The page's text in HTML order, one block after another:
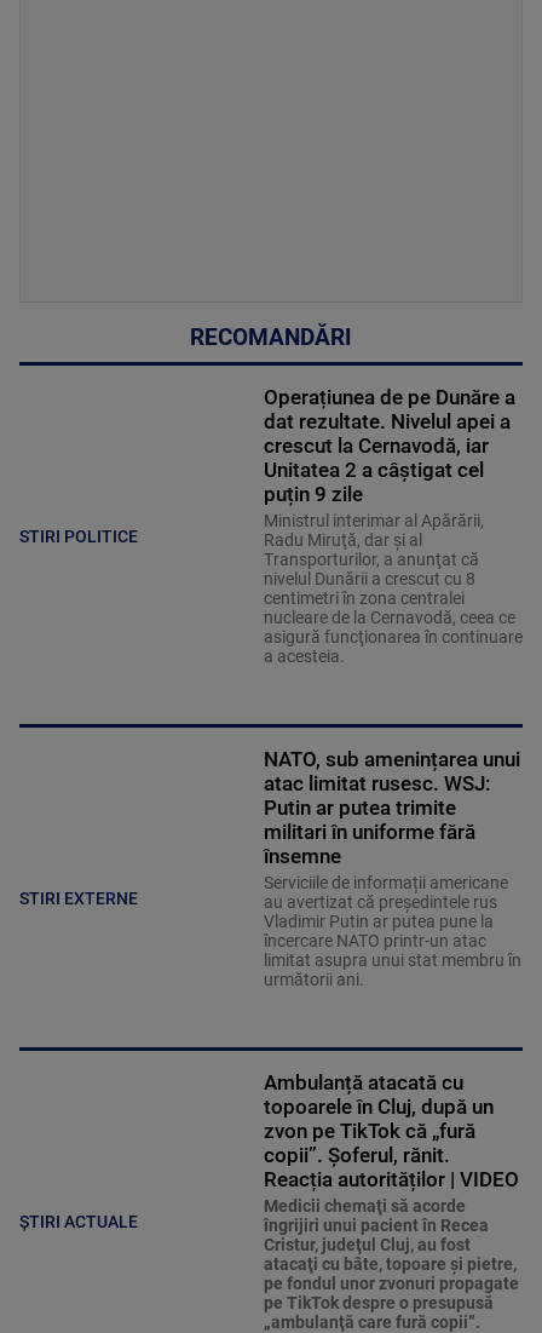
RECOMANDĂRI
STIRI POLITICE
Operațiunea de pe Dunăre a
dat rezultate. Nivelul apei a
crescut la Cernavodă, iar
Unitatea 2 a câștigat cel
puțin 9 zile
Ministrul interimar al Apărării,
Radu Miruţă, dar şi al
Transporturilor, a anunţat că
nivelul Dunării a crescut cu 8
centimetri în zona centralei
nucleare de la Cernavodă, ceea ce
asigură funcţionarea în continuare
a acesteia.
STIRI EXTERNE
NATO, sub amenințarea unui
atac limitat rusesc. WSJ:
Putin ar putea trimite
militari în uniforme fără
însemne
Serviciile de informații americane
au avertizat că președintele rus
Vladimir Putin ar putea pune la
încercare NATO printr-un atac
limitat asupra unui stat membru în
următorii ani.
ȘTIRI ACTUALE
Ambulanță atacată cu
topoarele în Cluj, după un
zvon pe TikTok că „fură
copii”. Șoferul, rănit.
Reacția autorităților | VIDEO
Medicii chemaţi să acorde
îngrijiri unui pacient în Recea
Cristur, judeţul Cluj, au fost
atacaţi cu bâte, topoare şi pietre,
pe fondul unor zvonuri propagate
pe TikTok despre o presupusă
„ambulanţă care fură copii”.